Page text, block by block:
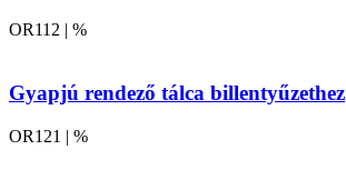
OR112 | %
Gyapjú rendező tálca billentyűzethez
OR121 | %